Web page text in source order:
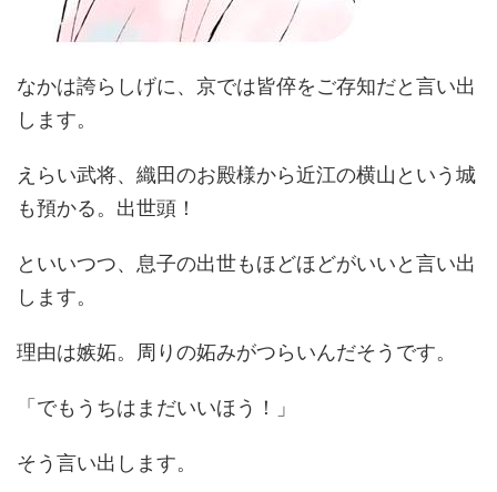
なかは誇らしげに、京では皆倅をご存知だと言い出
します。
えらい武将、織田のお殿様から近江の横山という城
も預かる。出世頭！
といいつつ、息子の出世もほどほどがいいと言い出
します。
理由は嫉妬。周りの妬みがつらいんだそうです。
「でもうちはまだいいほう！」
そう言い出します。